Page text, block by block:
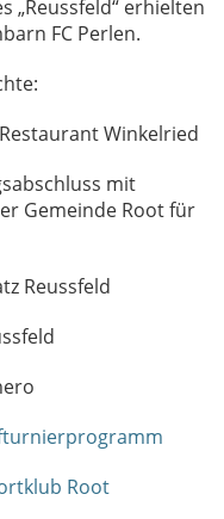
„Reussfeld“ erhielten
FC Perlen.
Winkelried
mit
Gemeinde Root für
Reussfeld
Root